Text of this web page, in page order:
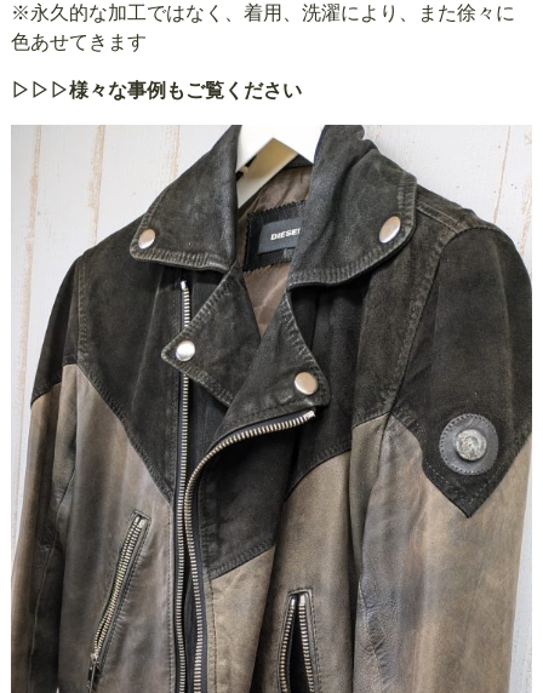
※永久的な加工ではなく、着用、洗濯により、また徐々に
色あせてきます
▷▷▷様々な事例もご覧ください